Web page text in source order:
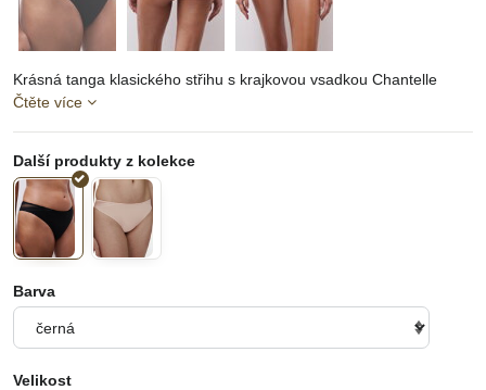
Krásná tanga klasického střihu s krajkovou vsadkou Chantelle
Čtěte více
Barva
Velikost